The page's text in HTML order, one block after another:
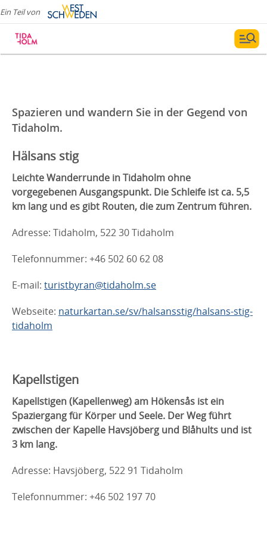
Ein Teil von
Spazieren und wandern Sie in der Gegend von
Tidaholm.
Hälsans stig
Leichte Wanderrunde in Tidaholm ohne
vorgegebenen Ausgangspunkt. Die Schleife ist ca. 5,5
km lang und es gibt Routen, die zum Zentrum führen.
Adresse: Tidaholm, 522 30 Tidaholm
Telefonnummer: +46 502 60 62 08
E-mail: turistbyran@tidaholm.se
Webseite: naturkartan.se/sv/halsansstig/halsans-stig-
tidaholm
Kapellstigen
Kapellstigen (Kapellenweg) am Hökensås ist ein
Spaziergang für Körper und Seele. Der Weg führt
zwischen der Kapelle Havsjöberg und Blåhults und ist
3 km lang.
Adresse: Havsjöberg, 522 91 Tidaholm
Telefonnummer: +46 502 197 70